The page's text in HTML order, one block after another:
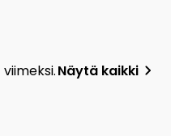
Näytä kaikki